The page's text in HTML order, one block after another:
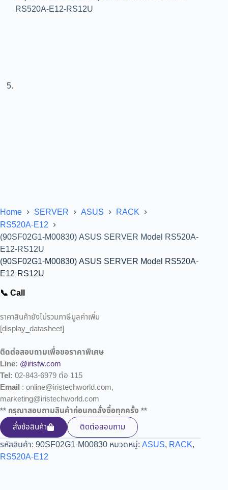
Home SERVER ASUS
RACK
RS520A-E12
(90SF02G1-M00830) ASUS SERVER Model RS520A-
E12-RS12U
(90SF02G1-M00830) ASUS SERVER Model RS520A-
E12-RS12U
📞 Call
ราคาสินค้ายังไม่รวมภาษีมูลค่าเพิ่ม
[display_datasheet]
ติดต่อสอบถามเพื่อขอราคาพิเศษ
Line: @iristw.com
Tel: 02-843-6979 ต่อ 115
Email : online@iristechworld.com,
marketing@iristechworld.com
** กรุณาสอบถามสินค้าก่อนกดสั่งซื้อทุกครั้ง **
สั่งซ้อสินค้า
ติดต่อสอบถาม
รหัสสินค้า: 90SF02G1-M00830 หมวดหมู่: ASUS, RACK,
RS520A-E12